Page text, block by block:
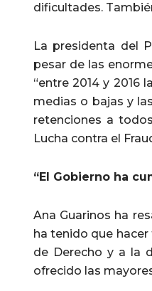
dificultades.
La presidenta del
pesar de las
“entre 2014 y 2016
medias o bajas y
retenciones a
Lucha contra el
“El Gobierno ha
Ana Guarinos ha
ha tenido que
de Derecho y a la
ofrecido las